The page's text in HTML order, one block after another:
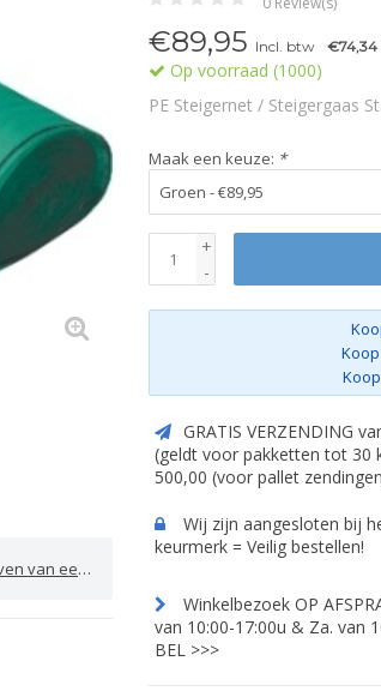
een review
€89,95 Incl. btw €74,34
Op voorraad (1000)
PE Steigernet / Steigergaas
Maak een keuze: *
+
-
GRATIS VERZENDING
(geldt voor pakketten tot 30
500,00 (voor pallet
Wij zijn aangesloten bij
keurmerk = Veilig bestellen!
Winkelbezoek OP
van 10:00-17:00u & Za. van
BEL >>>